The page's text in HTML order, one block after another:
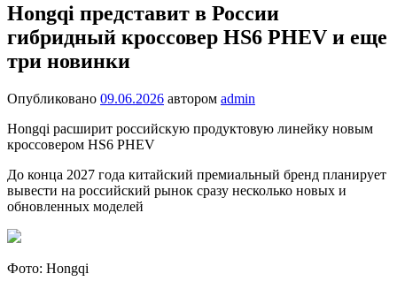
Hongqi представит в России
гибридный кроссовер HS6 PHEV и еще
три новинки
Опубликовано 09.06.2026 автором admin
Hongqi расширит российскую продуктовую линейку новым
кроссовером HS6 PHEV
До конца 2027 года китайский премиальный бренд планирует
вывести на российский рынок сразу несколько новых и
обновленных моделей
Фото: Hongqi